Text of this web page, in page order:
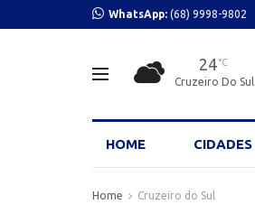
WhatsApp: (68) 9998-9802
24 °C
Cruzeiro Do Sul
HOME CIDADES
Home Cruzeiro do Sul